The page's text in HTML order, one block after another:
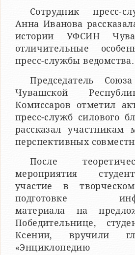
Сотрудник пресс-
Анна Иванова
истории УФСИН
отличительные
пресс-службы ведомства.
Председатель
Чувашской
Комиссаров отметил
пресс-служб силового
рассказал участникам
перспективных
После
мероприятия
участие в
подготовке
материала на
Победительнице,
Ксении, вручили
«Энциклопедию